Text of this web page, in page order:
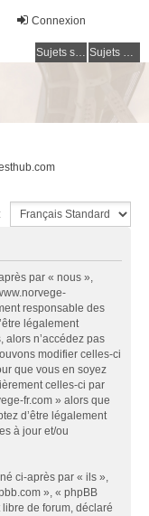
Connexion
Sujets sans réponse Sujets actifs
par « nous »,
responsable des
légalement
alors n’accédez pas
modifier celles-ci
que vous en soyez
celles-ci par
fr.com » alors que
d’être légalement
à jour et/ou
ci-après par « ils »,
», « phpBB
de forum, déclaré